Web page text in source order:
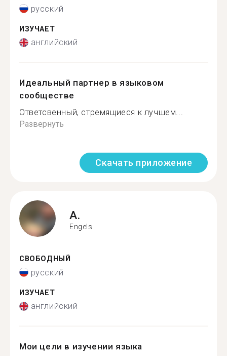
русский
ИЗУЧАЕТ
английский
Идеальный партнер в языковом
сообществе
Ответсвенный, стремящиеся к лучшем...
Развернуть
Скачать приложение
A.
Engels
СВОБОДНЫЙ
русский
ИЗУЧАЕТ
английский
Мои цели в изучении языка